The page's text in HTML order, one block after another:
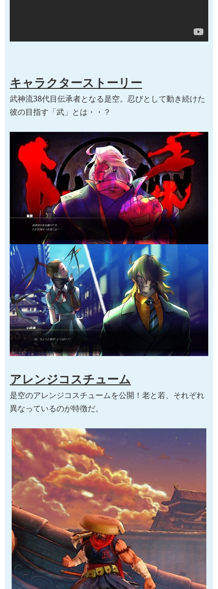
キャラクターストーリー
武神流38代目伝承者となる是空。忍びとして動き続けた
彼の目指す「武」とは・・？
アレンジコスチューム
是空のアレンジコスチュームを公開！老と若、それぞれ
異なっているのが特徴だ。